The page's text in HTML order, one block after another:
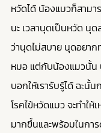
หวัดได้ น้องแมวก็สามา
นะ เวลานุดเป็นหวัด นุ
ว่านุดไม่สบาย นุดอยา
หมอ แต่กับน้องแมวนั้น
บอกให้เรารับรู้ได้ ฉะนั้
โรคไข้หวัดแมว จะทำให้
มากขึ้นและพร้อมในกา